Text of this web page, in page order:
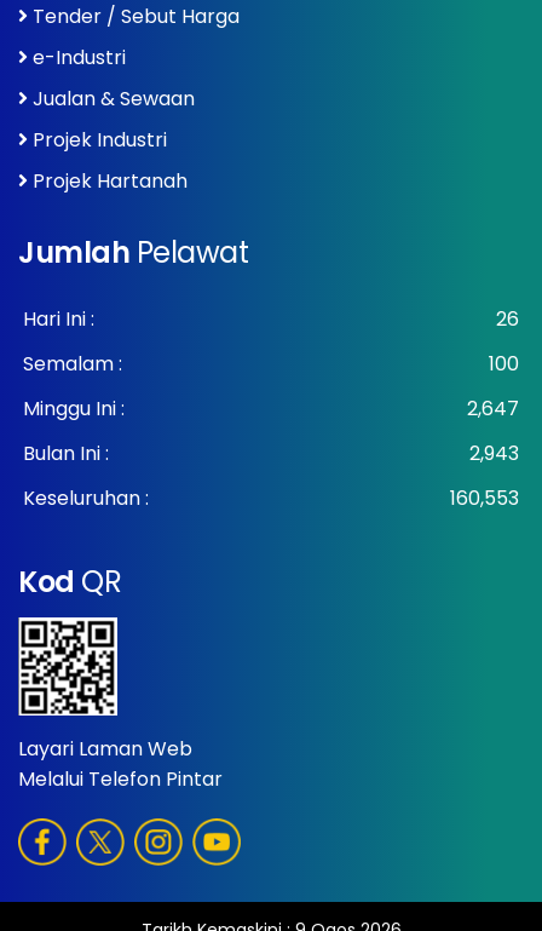
Tender / Sebut Harga
e-Industri
Jualan & Sewaan
Projek Industri
Projek Hartanah
Jumlah Pelawat
Hari Ini :
26
Semalam :
100
Minggu Ini :
2,647
Bulan Ini :
2,943
Keseluruhan :
160,553
Kod QR
Layari Laman Web
Melalui Telefon Pintar